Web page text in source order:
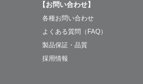
【お問い合わせ】
各種お問い合わせ
よくある質問（FAQ）
製品保証・品質
採用情報